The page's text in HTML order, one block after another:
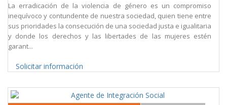
La erradicación de la violencia de género es un compromiso
inequívoco y contundente de nuestra sociedad, quien tiene entre
sus prioridades la consecución de una sociedad justa e igualitaria
y donde los derechos y las libertades de las mujeres estén
garant...
Solicitar información